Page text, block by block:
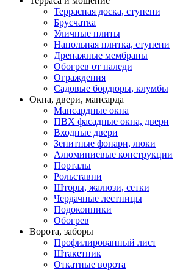
Террасная доска, ступени
Брусчатка
Уличные плиты
Напольная плитка, ступени
Дренажные мембраны
Обогрев от наледи
Ограждения
Садовые бордюры, клумбы
Окна, двери, мансарда
Мансардные окна
ПВХ фасадные окна, двери
Входные двери
Зенитные фонари, люки
Алюминиевые конструкции
Порталы
Рольставни
Шторы, жалюзи, сетки
Чердачные лестницы
Подоконники
Обогрев
Ворота, заборы
Профилированный лист
Штакетник
Откатные ворота